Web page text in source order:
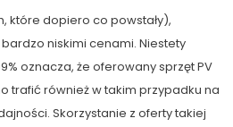
które dopiero co powstały),
niskimi cenami. Niestety
oznacza, że oferowany sprzęt PV
trafić również w takim przypadku na
Skorzystanie z oferty takiej